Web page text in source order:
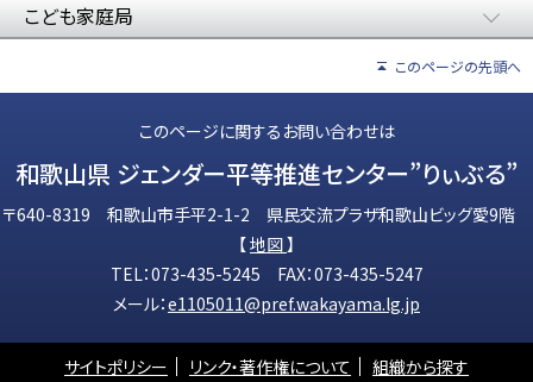
こども家庭局
このページの先頭へ
このページに関するお問い合わせは
和歌山県 ジェンダー平等推進センター”りぃぶる”
〒640-8319 和歌山市手平2-1-2 県民交流プラザ和歌山ビッグ愛9階
【地図】
TEL：073-435-5245 FAX：073-435-5247
メール：e1105011@pref.wakayama.lg.jp
サイトポリシー リンク・著作権について 組織から探す